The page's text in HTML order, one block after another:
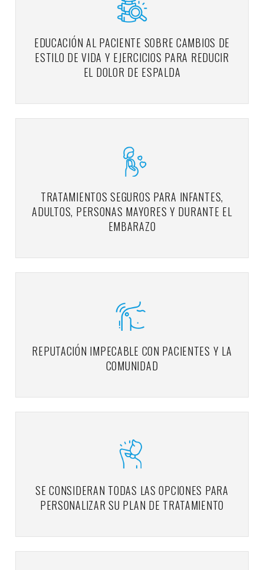
EDUCACIÓN AL PACIENTE SOBRE CAMBIOS DE
ESTILO DE VIDA Y EJERCICIOS PARA REDUCIR
EL DOLOR DE ESPALDA
TRATAMIENTOS SEGUROS PARA INFANTES,
ADULTOS, PERSONAS MAYORES Y DURANTE EL
EMBARAZO
REPUTACIÓN IMPECABLE CON PACIENTES Y LA
COMUNIDAD
SE CONSIDERAN TODAS LAS OPCIONES PARA
PERSONALIZAR SU PLAN DE TRATAMIENTO